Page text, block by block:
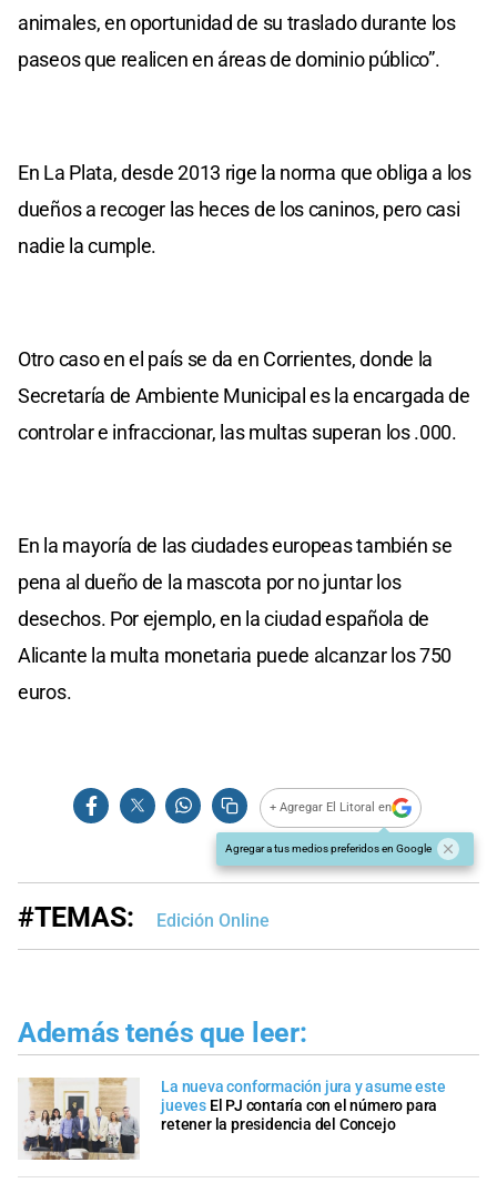
animales, en oportunidad de su traslado durante los
paseos que realicen en áreas de dominio público”.
En La Plata, desde 2013 rige la norma que obliga a los
dueños a recoger las heces de los caninos, pero casi
nadie la cumple.
Otro caso en el país se da en Corrientes, donde la
Secretaría de Ambiente Municipal es la encargada de
controlar e infraccionar, las multas superan los .000.
En la mayoría de las ciudades europeas también se
pena al dueño de la mascota por no juntar los
desechos. Por ejemplo, en la ciudad española de
Alicante la multa monetaria puede alcanzar los 750
euros.
+ Agregar El Litoral en
Agregar a tus medios preferidos en Google
#TEMAS: Edición Online
Además tenés que leer:
La nueva conformación jura y asume este
jueves El PJ contaría con el número para
retener la presidencia del Concejo